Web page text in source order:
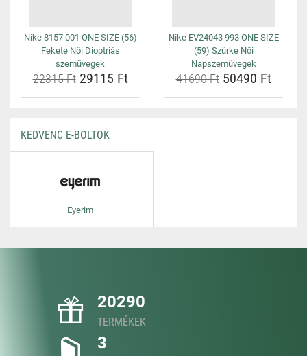
Nike 8157 001 ONE SIZE (56)
Fekete Női Dioptriás
szemüvegek
22315 Ft29115 Ft
Nike EV24043 993 ONE SIZE
(59) Szürke Női
Napszemüvegek
41690 Ft50490 Ft
KEDVENC E-BOLTOK
Eyerim
20290
TERMÉKEK
3